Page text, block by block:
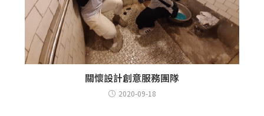
關懷設計創意服務團隊
2020-09-18